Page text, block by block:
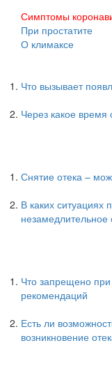
Симптомы
При простатите
О климаксе
Что вызывает
Через какое время
Снятие отека –
В каких ситуациях
Что запрещено
рекомендаций
Есть ли
возникновение